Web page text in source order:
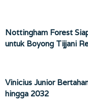
Nottingham Forest
untuk Boyong Tijjani
Vinicius Junior
hingga 2032